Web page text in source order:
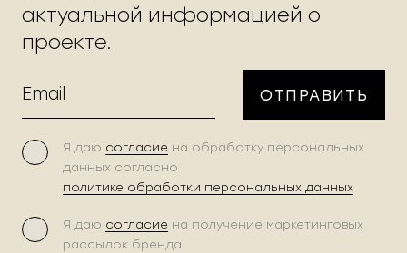
актуальной информацией о
проекте.
ОТПРАВИТЬ
Я даю согласие на обработку персональных
данных согласно
политике обработки персональных данных
Я даю согласие на получение маркетинговых
рассылок бренда